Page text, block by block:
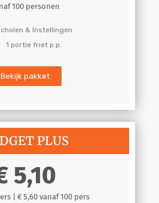
100 personen
& Instellingen
1 portie friet p.p.
Bekijk pakket
PLUS
5,10
| € 5,60 vanaf 100 pers